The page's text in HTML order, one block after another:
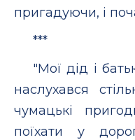
пригадуючи, і
***
"Мої дід і
наслухався
чумацькі
поїхати у